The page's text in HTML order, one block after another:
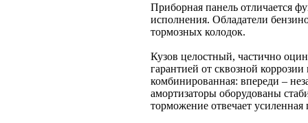
Приборная панель отличается
исполнения. Обладатели
тормозных колодок.
Кузов целостный, частично
гарантией от сквозной
комбинированная: впереди –
амортизаторы оборудованы
торможение отвечает усиленная